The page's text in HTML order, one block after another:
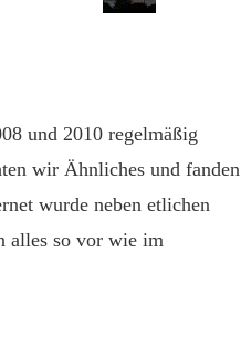
und 2010 regelmäßig
wir Ähnliches und fanden
wurde neben etlichen
alles so vor wie im